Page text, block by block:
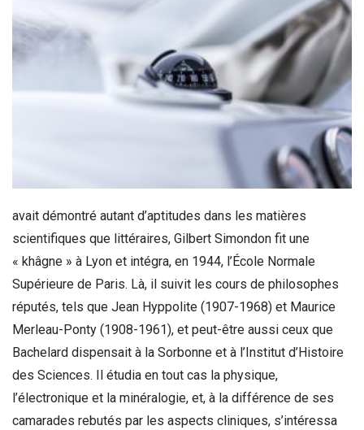
avait démontré autant d’aptitudes dans les matières
scientifiques que littéraires, Gilbert Simondon fit une
« khâgne » à Lyon et intégra, en 1944, l’École Normale
Supérieure de Paris. Là, il suivit les cours de philosophes
réputés, tels que Jean Hyppolite (1907-1968) et Maurice
Merleau-Ponty (1908-1961), et peut-être aussi ceux que
Bachelard dispensait à la Sorbonne et à l’Institut d’Histoire
des Sciences. Il étudia en tout cas la physique,
l’électronique et la minéralogie, et, à la différence de ses
camarades rebutés par les aspects cliniques, s’intéressa